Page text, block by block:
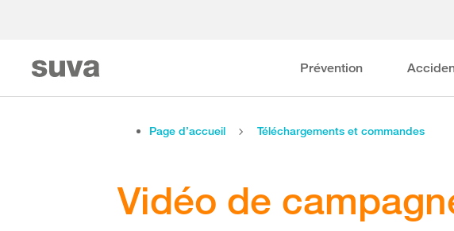
Prévention
Page d’accueil Téléchargements et commandes
Vidéo de